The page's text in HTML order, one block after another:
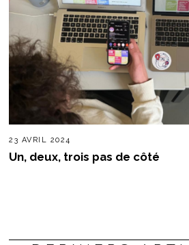
23 AVRIL 2024
Un, deux, trois pas de côté